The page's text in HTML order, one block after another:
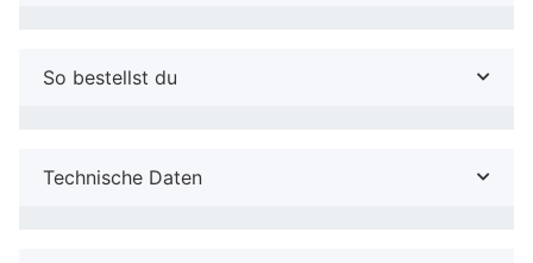
So bestellst du
Technische Daten